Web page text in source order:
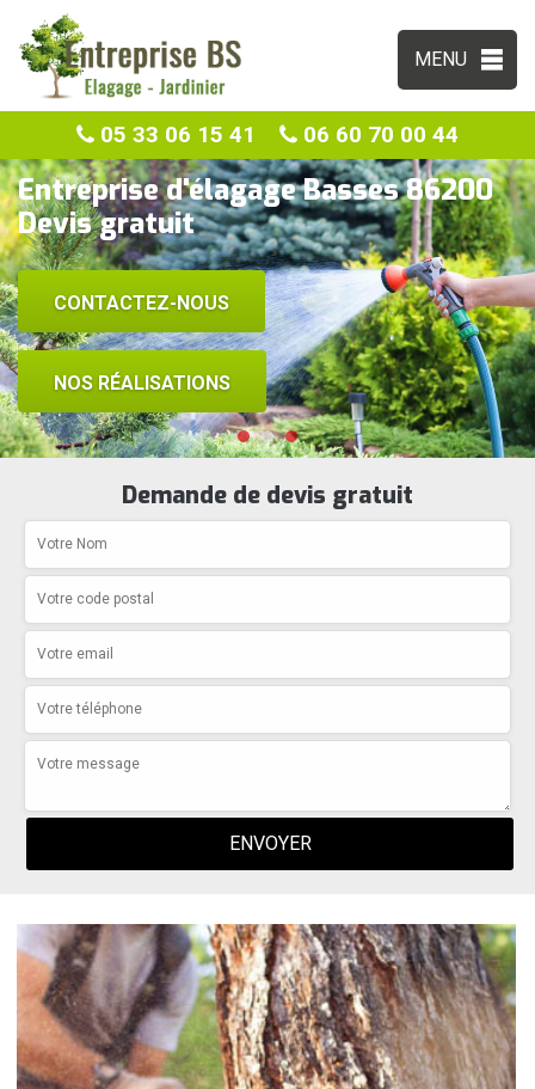
MENU
05 33 06 15 41 06 60 70 00 44
Entreprise d'élagage Basses 86200
Devis gratuit
CONTACTEZ-NOUS
NOS RÉALISATIONS
Demande de devis gratuit